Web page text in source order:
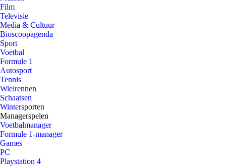
Film
Televisie
Media & Cultuur
Bioscoopagenda
Sport
Voetbal
Formule 1
Autosport
Tennis
Wielrennen
Schaatsen
Wintersporten
Managerspelen
Voetbalmanager
Formule 1-manager
Games
PC
Playstation 4